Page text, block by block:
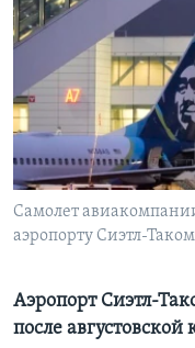
Learning English
СОЦИАЛЬНЫЕ СЕТИ
Самолет
аэропорту Сиэтл-
Аэропорт Сиэтл-
после августовской